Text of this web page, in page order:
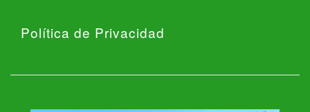
Política de Privacidad